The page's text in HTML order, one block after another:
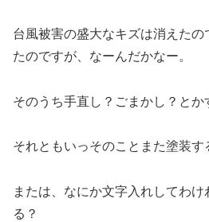
台風被害の盛大なキズは消えた
たのですが、なーんだかなー。
そのうち手直し？ごまかし？とか
それともいっそのことまた塗装す
または、なにか文字入れしてわ
る？